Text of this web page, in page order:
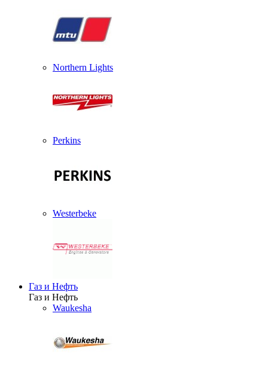
Northern Lights
Perkins
Westerbeke
Газ и Нефть
Газ и Нефть
Waukesha